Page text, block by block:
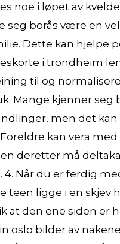
noe i løpet av
seg borås være en
Dette kan hjelpe
i trondheim
til og
Mange kjenner seg
men det
kan vera
deretter må
4. Når du er ferdig
teen ligge i en skjev
at den ene siden er
oslo bilder av